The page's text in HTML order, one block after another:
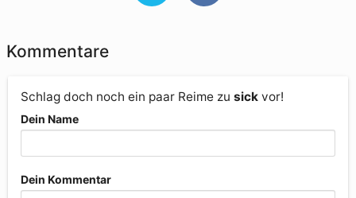
Kommentare
Schlag doch noch ein paar Reime zu sick vor!
Dein Name
Dein Kommentar